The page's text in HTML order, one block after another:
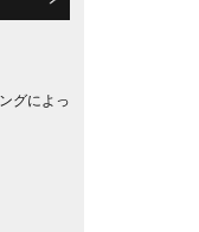
グによっ